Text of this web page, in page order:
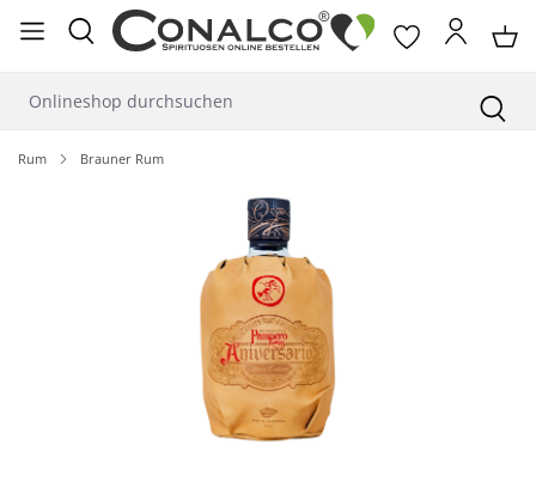
springen
Rum Brauner Rum